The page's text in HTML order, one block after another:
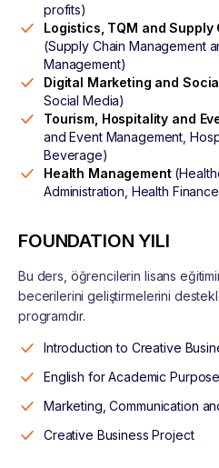
profits)
Logistics, TQM and Supply
(Supply Chain Management
Management)
Digital Marketing and
Social Media)
Tourism, Hospitality and
and Event Management,
Beverage)
Health Management
Administration, Health
FOUNDATION YILI
Bu ders, öğrencilerin lisans
becerilerini geliştirmelerini
programdır.
Introduction to Creative
English for Academic
Marketing, Communication
Creative Business Project